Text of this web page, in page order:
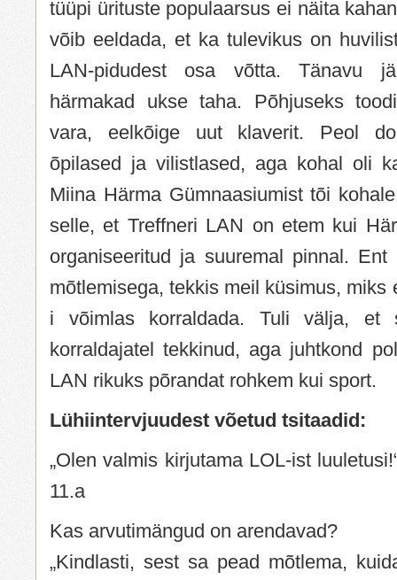
tüüpi ürituste populaarsus ei näita
võib eeldada, et ka tulevikus on
LAN-pidudest osa võtta. Tänavu
härmakad ukse taha. Põhjuseks
vara, eelkõige uut klaverit. Peol
õpilased ja vilistlased, aga kohal oli
Miina Härma Gümnaasiumist tõi
selle, et Treffneri LAN on etem kui
organiseeritud ja suuremal pinnal. Ent
mõtlemisega, tekkis meil küsimus, miks
i võimlas korraldada. Tuli välja,
korraldajatel tekkinud, aga juhtkond
LAN rikuks põrandat rohkem kui sport.
Lühiintervjuudest võetud tsitaadid:
„Olen valmis kirjutama LOL-ist
11.a
Kas arvutimängud on arendavad?
„Kindlasti, sest sa pead mõtlema,